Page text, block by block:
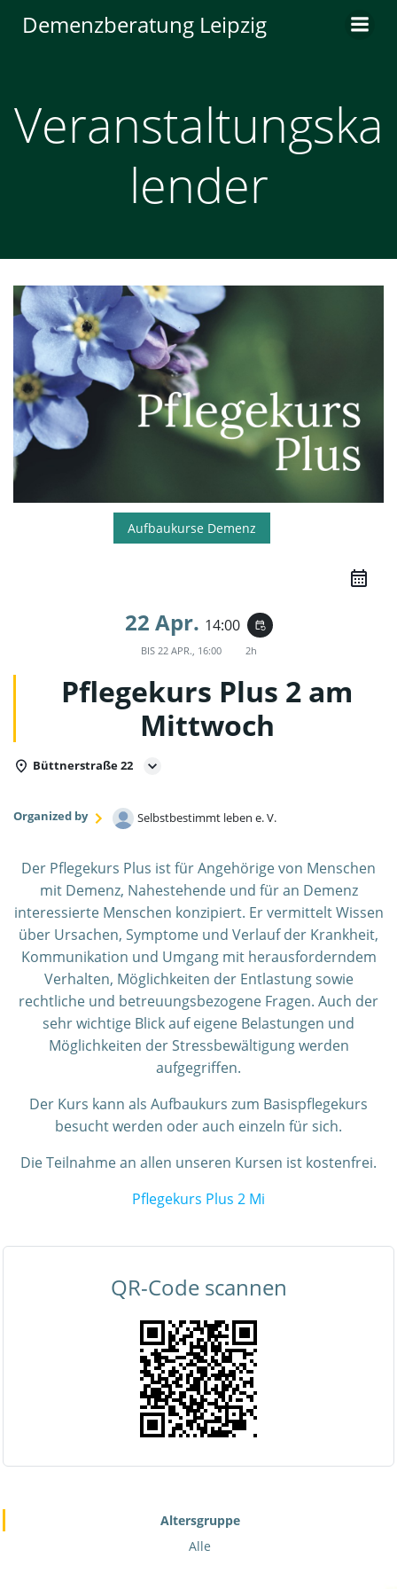
Inhalt
Demenzberatung Leipzig
Veranstaltungska
lender
Aufbaukurse Demenz
22 Apr. 14:00 event_repeat
BIS 22 APR., 16:00 2h
Pflegekurs Plus 2 am
Mittwoch
Büttnerstraße 22
Organized by Selbstbestimmt leben e. V.
Der Pflegekurs Plus ist für Angehörige von Menschen
mit Demenz, Nahestehende und für an Demenz
interessierte Menschen konzipiert. Er vermittelt Wissen
über Ursachen, Symptome und Verlauf der Krankheit,
Kommunikation und Umgang mit herausforderndem
Verhalten, Möglichkeiten der Entlastung sowie
rechtliche und betreuungsbezogene Fragen. Auch der
sehr wichtige Blick auf eigene Belastungen und
Möglichkeiten der Stressbewältigung werden
aufgegriffen.
Der Kurs kann als Aufbaukurs zum Basispflegekurs
besucht werden oder auch einzeln für sich.
Die Teilnahme an allen unseren Kursen ist kostenfrei.
Pflegekurs Plus 2 Mi
QR-Code scannen
Altersgruppe
Alle